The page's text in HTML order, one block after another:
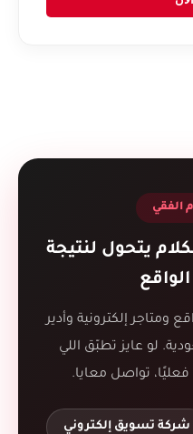
الفقي
يتحول لنتيجة
ومتاجر إلكترونية وأدير
لو عايز تطبّق اللي
تواصل معايا.
شركة تسويق إلكتروني